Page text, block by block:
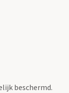
beschermd.